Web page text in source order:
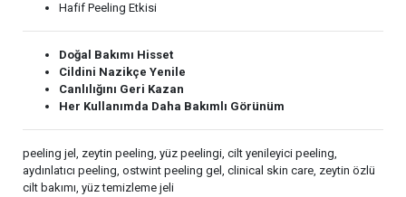
Hafif Peeling Etkisi
Doğal Bakımı Hisset
Cildini Nazikçe Yenile
Canlılığını Geri Kazan
Her Kullanımda Daha Bakımlı Görünüm
peeling jel, zeytin peeling, yüz peelingi, cilt yenileyici peeling,
aydınlatıcı peeling, ostwint peeling gel, clinical skin care, zeytin özlü
cilt bakımı, yüz temizleme jeli